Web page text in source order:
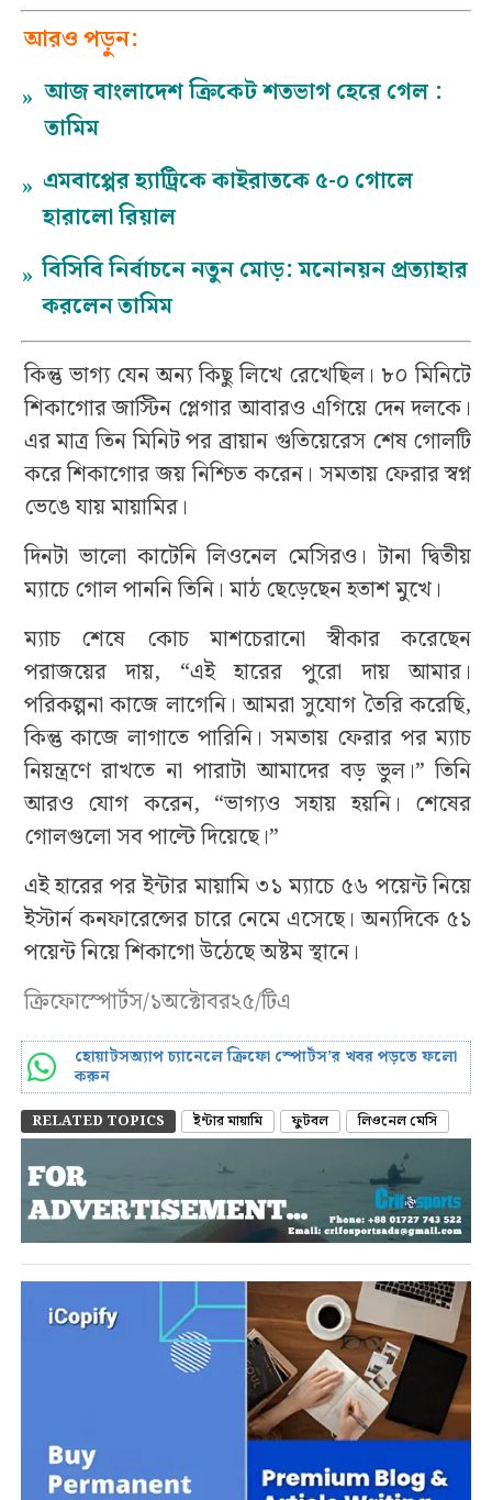
আরও পড়ুন:
» আজ বাংলাদেশ ক্রিকেট শতভাগ হেরে গেল :
তামিম
» এমবাপ্পের হ্যাট্রিকে কাইরাতকে ৫-০ গোলে
হারালো রিয়াল
» বিসিবি নির্বাচনে নতুন মোড়: মনোনয়ন প্রত্যাহার
করলেন তামিম
কিন্তু ভাগ্য যেন অন্য কিছু লিখে রেখেছিল। ৮০ মিনিটে
শিকাগোর জাস্টিন প্লেগার আবারও এগিয়ে দেন দলকে।
এর মাত্র তিন মিনিট পর ব্রায়ান গুতিয়েরেস শেষ গোলটি
করে শিকাগোর জয় নিশ্চিত করেন। সমতায় ফেরার স্বপ্ন
ভেঙে যায় মায়ামির।
দিনটা ভালো কাটেনি লিওনেল মেসিরও। টানা দ্বিতীয়
ম্যাচে গোল পাননি তিনি। মাঠ ছেড়েছেন হতাশ মুখে।
ম্যাচ শেষে কোচ মাশচেরানো স্বীকার করেছেন
পরাজয়ের দায়, “এই হারের পুরো দায় আমার।
পরিকল্পনা কাজে লাগেনি। আমরা সুযোগ তৈরি করেছি,
কিন্তু কাজে লাগাতে পারিনি। সমতায় ফেরার পর ম্যাচ
নিয়ন্ত্রণে রাখতে না পারাটা আমাদের বড় ভুল।” তিনি
আরও যোগ করেন, “ভাগ্যও সহায় হয়নি। শেষের
গোলগুলো সব পাল্টে দিয়েছে।”
এই হারের পর ইন্টার মায়ামি ৩১ ম্যাচে ৫৬ পয়েন্ট নিয়ে
ইস্টার্ন কনফারেন্সের চারে নেমে এসেছে। অন্যদিকে ৫১
পয়েন্ট নিয়ে শিকাগো উঠেছে অষ্টম স্থানে।
ক্রিফোস্পোর্টস/১অক্টোবর২৫/টিএ
হোয়াটসঅ্যাপ চ্যানেলে ক্রিফো স্পোর্টস’র খবর পড়তে ফলো
করুন
RELATED TOPICS ইন্টার মায়ামি ফুটবল লিওনেল মেসি